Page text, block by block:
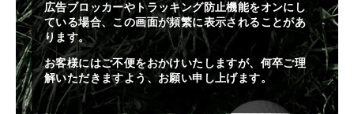
広告ブロッカーやトラッキング防止機能をオンにし
ている場合、この画面が頻繁に表示されることがあ
ります。
お客様にはご不便をおかけいたしますが、何卒ご理
解いただきますよう、お願い申し上げます。